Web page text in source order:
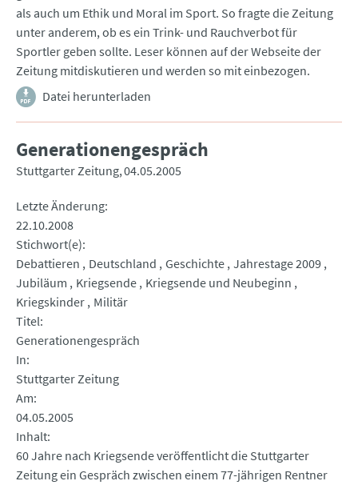
als auch um Ethik und Moral im Sport. So fragte die Zeitung
unter anderem, ob es ein Trink- und Rauchverbot für
Sportler geben sollte. Leser können auf der Webseite der
Zeitung mitdiskutieren und werden so mit einbezogen.
Datei herunterladen
Generationengespräch
Stuttgarter Zeitung 04.05.2005
Letzte Änderung
22.10.2008
Stichwort(e)
Debattieren
Deutschland Geschichte Jahrestage 2009
Jubiläum
Kriegsende Kriegsende und Neubeginn
Kriegskinder Militär
Titel
Generationengespräch
In
Stuttgarter Zeitung
Am
04.05.2005
Inhalt
60 Jahre nach Kriegsende veröffentlicht die Stuttgarter
Zeitung ein Gespräch zwischen einem 77-jährigen Rentner